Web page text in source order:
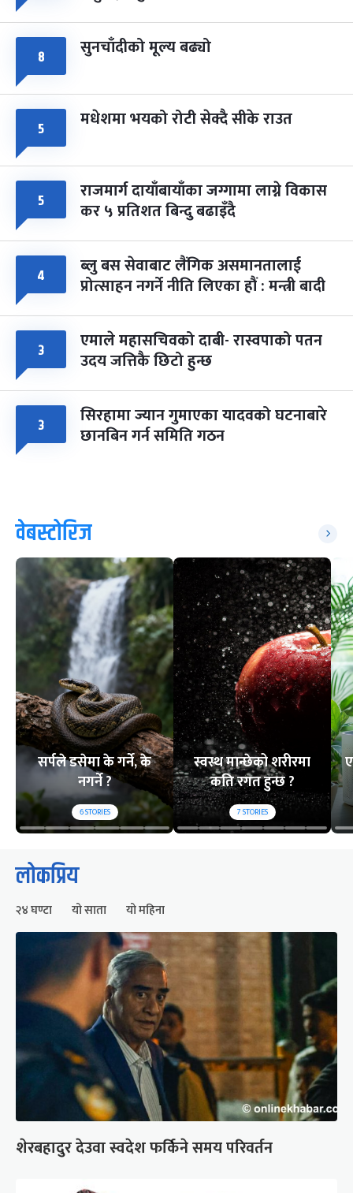
८ सुनचाँदीको मूल्य बढ्यो
५ मधेशमा भयको रोटी सेक्दै सीके राउत
५ राजमार्ग दायाँबायाँका जग्गामा लाग्ने विकास
कर ५ प्रतिशत बिन्दु बढाइँदै
४ ब्लु बस सेवाबाट लैंगिक असमानतालाई
प्रोत्साहन नगर्ने नीति लिएका हौं : मन्त्री बादी
३ एमाले महासचिवको दाबी- रास्वपाको पतन
उदय जत्तिकै छिटो हुन्छ
३ सिरहामा ज्यान गुमाएका यादवको घटनाबारे
छानबिन गर्न समिति गठन
वेबस्टोरिज
सर्पले डसेमा के गर्ने, के
नगर्ने ?
6STORIES
स्वस्थ मान्छेको शरीरमा
कति रगत हुन्छ ?
7STORIES
लोकप्रिय
२४ घण्टा यो साता यो महिना
शेरबहादुर देउवा स्वदेश फर्किने समय परिवर्तन